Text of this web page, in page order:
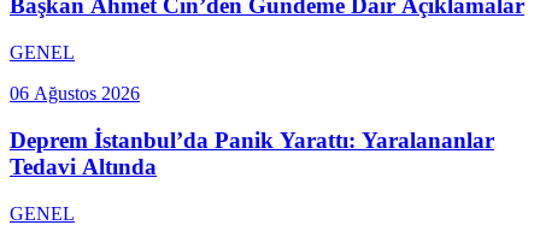
Başkan Ahmet Cin’den Gündeme Dair Açıklamalar
GENEL
06 Ağustos 2026
Deprem İstanbul’da Panik Yarattı: Yaralananlar
Tedavi Altında
GENEL